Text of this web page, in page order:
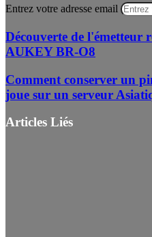
Entrez votre adresse email
Découverte de l'émetteur
AUKEY BR-O8
Comment conserver un
joue sur un serveur
Articles Liés